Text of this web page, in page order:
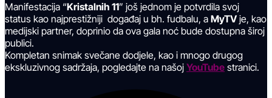
Manifestacija “Kristalnih 11” još jednom je potvrdila svoj
status kao najprestižniji događaj u bh. fudbalu, a MyTVje, kao
medijski partner, doprinio da ova gala noć bude dostupna široj
publici.
Kompletan snimak svečane dodjele, kao i mnogo drugog
ekskluzivnog sadržaja, pogledajte na našoj YouTube stranici.